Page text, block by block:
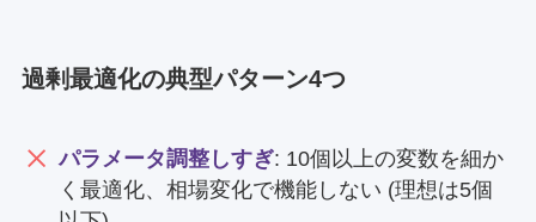
過剰最適化の典型パターン4つ
パラメータ調整しすぎ: 10個以上の変数を細か
く最適化、相場変化で機能しない (理想は5個